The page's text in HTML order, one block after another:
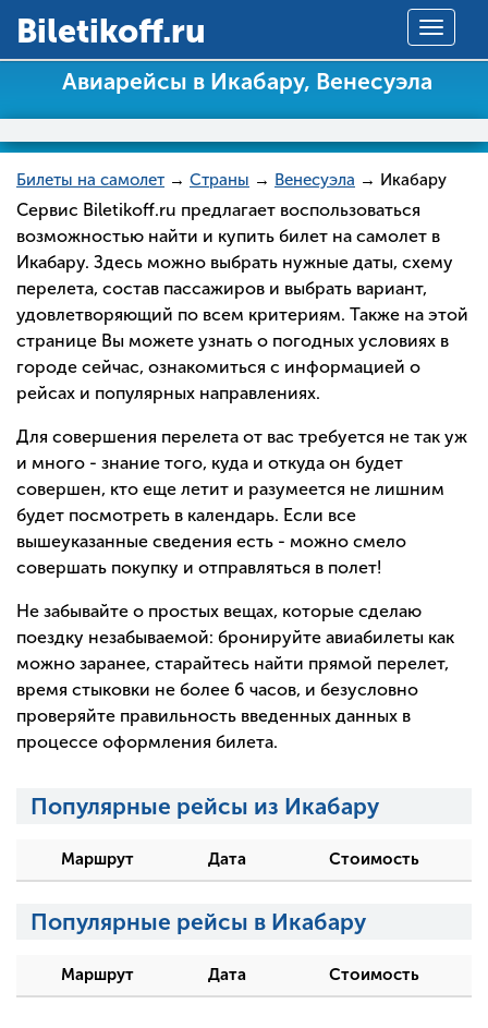
Toggle
Вiletikoff.ru
Авиарейсы в Икабару, Венесуэла
Билеты на самолет → Страны → Венесуэла → Икабару
Сервис Biletikoff.ru предлагает воспользоваться
возможностью найти и купить билет на самолет в
Икабару. Здесь можно выбрать нужные даты, схему
перелета, состав пассажиров и выбрать вариант,
удовлетворяющий по всем критериям. Также на этой
странице Вы можете узнать о погодных условиях в
городе сейчас, ознакомиться с информацией о
рейсах и популярных направлениях.
Для совершения перелета от вас требуется не так уж
и много - знание того, куда и откуда он будет
совершен, кто еще летит и разумеется не лишним
будет посмотреть в календарь. Если все
вышеуказанные сведения есть - можно смело
совершать покупку и отправляться в полет!
Не забывайте о простых вещах, которые сделаю
поездку незабываемой: бронируйте авиабилеты как
можно заранее, старайтесь найти прямой перелет,
время стыковки не более 6 часов, и безусловно
проверяйте правильность введенных данных в
процессе оформления билета.
Популярные рейсы из Икабару
Маршрут Дата Стоимость
Популярные рейсы в Икабару
Маршрут Дата Стоимость